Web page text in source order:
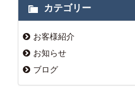
カテゴリー
お客様紹介
お知らせ
ブログ